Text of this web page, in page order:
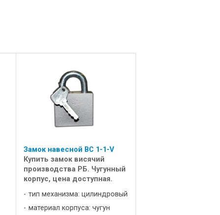
Замок навесной ВС 1-1-V
Купить замок висячий
производства РБ. Чугунный
корпус, цена доступная.
тип механизма: цилиндровый
материал корпуса: чугун